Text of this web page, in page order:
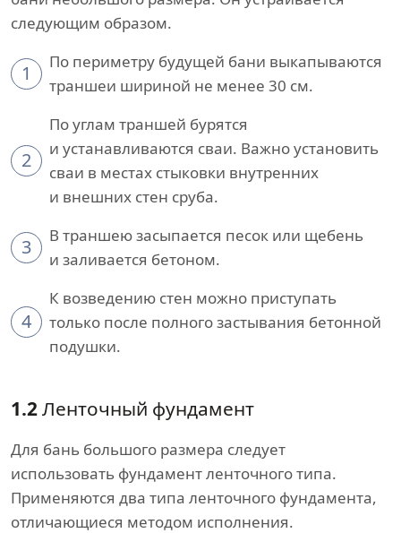
следующим образом.
1
По периметру будущей бани выкапываются
траншеи шириной не менее 30 см.
2
По углам траншей бурятся
и устанавливаются сваи. Важно установить
сваи в местах стыковки внутренних
и внешних стен сруба.
3
В траншею засыпается песок или щебень
и заливается бетоном.
4
К возведению стен можно приступать
только после полного застывания бетонной
подушки.
1.2Ленточный фундамент
Для бань большого размера следует
использовать фундамент ленточного типа.
Применяются два типа ленточного фундамента,
отличающиеся методом исполнения.